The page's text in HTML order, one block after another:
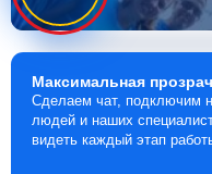
Максимальная
Сделаем чат, подключим
людей и наших
видеть каждый этап